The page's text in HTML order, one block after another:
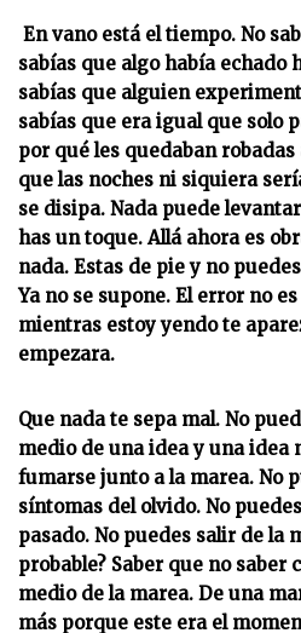
En vano está el tiempo. No
sabías que algo había echado
sabías que alguien
sabías que era igual que solo
por qué les quedaban
que las noches ni siquiera
se disipa. Nada puede
has un toque. Allá ahora es
nada. Estas de pie y no
Ya no se supone. El error no
mientras estoy yendo te
empezara.
Que nada te sepa mal. No
medio de una idea y una idea
fumarse junto a la marea. No
síntomas del olvido. No
pasado. No puedes salir de la
probable? Saber que no saber
medio de la marea. De una
más porque este era el